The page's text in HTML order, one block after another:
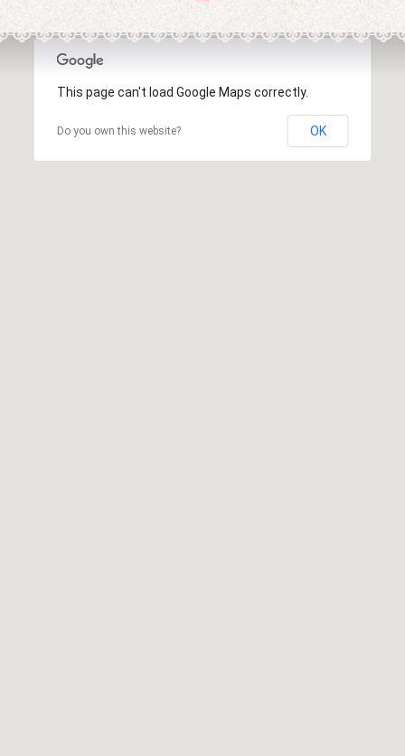
This page can't load Google Maps correctly.
Do you own this website? OK